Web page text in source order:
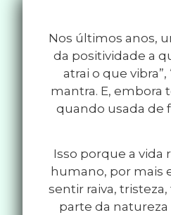
Nos últimos anos,
da positividade a
atrai o que
mantra. E, embora
quando usada de
Isso porque a vida
humano, por mais
sentir raiva,
parte da